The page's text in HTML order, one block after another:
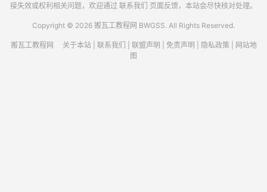
接失效或权利相关问题，欢迎通过 联系我们 页面反馈，本站会尽快核对处理。
Copyright © 2026 搬瓦工教程网 BWGSS. All Rights Reserved.
搬瓦工教程网 关于本站| 联系我们 联盟声明 免责声明 隐私政策
网站地
图